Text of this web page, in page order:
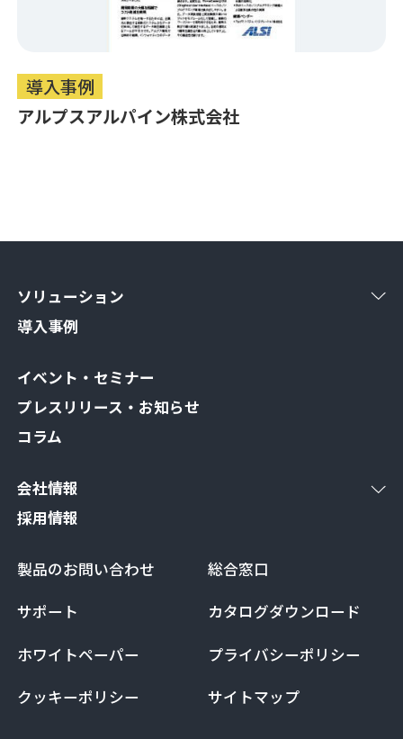
導入事例
アルプスアルパイン株式会社
ソリューション
導入事例
イベント・セミナー
プレスリリース・お知らせ
コラム
会社情報
採用情報
製品のお問い合わせ
総合窓口
サポート
カタログダウンロード
ホワイトペーパー
プライバシーポリシー
クッキーポリシー
サイトマップ